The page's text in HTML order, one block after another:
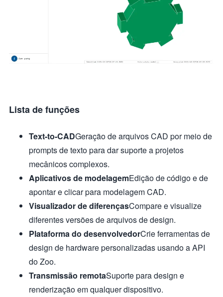
Lista de funções
Text-to-CADGeração de arquivos CAD por meio de
prompts de texto para dar suporte a projetos
mecânicos complexos.
Aplicativos de modelagemEdição de código e de
apontar e clicar para modelagem CAD.
Visualizador de diferençasCompare e visualize
diferentes versões de arquivos de design.
Plataforma do desenvolvedorCrie ferramentas de
design de hardware personalizadas usando a API
do Zoo.
Transmissão remotaSuporte para design e
renderização em qualquer dispositivo.